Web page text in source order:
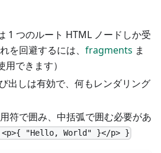
1 つのルート HTML ノードしか受
を回避するには、 fragments ま
用できます）
出しは有効で、何もレンダリング
符で囲み、中括弧で囲む必要があ
"Hello, World" }</p> }